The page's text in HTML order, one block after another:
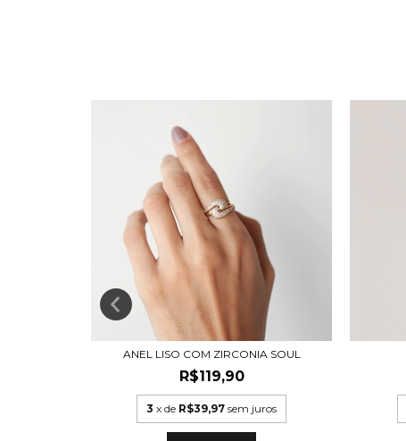
ANEL LISO COM ZIRCONIA SOUL
R$119,90
3 x de R$39,97 sem juros